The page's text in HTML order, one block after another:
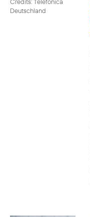
Deutschland